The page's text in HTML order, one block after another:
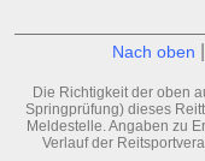
Nach oben
Die Richtigkeit der oben
Springprüfung) dieses
Meldestelle. Angaben zu
Verlauf der